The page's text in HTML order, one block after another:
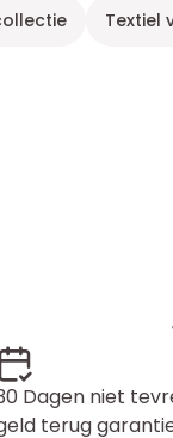
Textiel
Dagen niet
terug